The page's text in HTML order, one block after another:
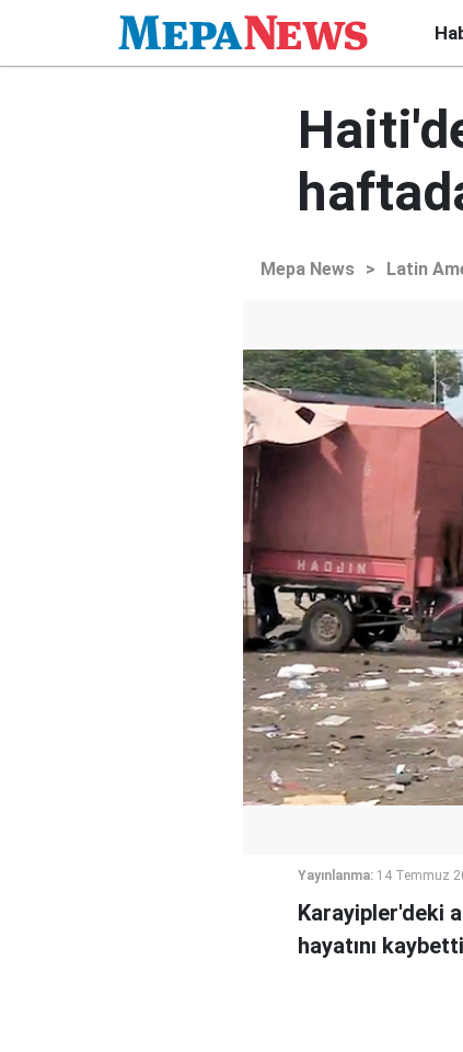
Mepa News > Latin
Yayınlanma: 14 Temmuz
Karayipler'deki
hayatını